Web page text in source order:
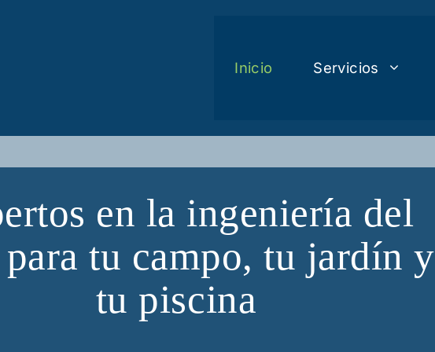
Inicio Servicios
en la ingeniería del
para tu campo, tu jardín y
tu piscina